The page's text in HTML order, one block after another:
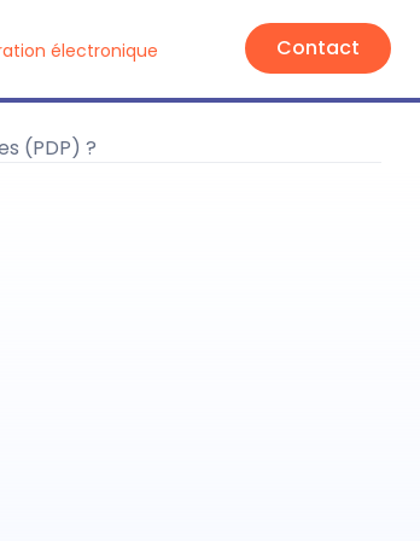
électronique Contact
(PDP) ?